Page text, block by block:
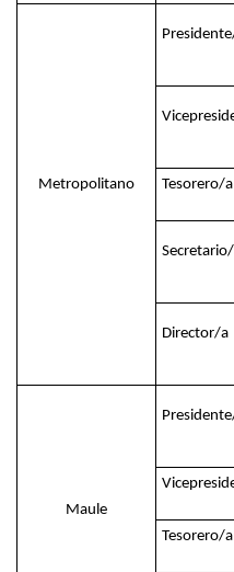
Metropolitano Tesorero/a
Director/a
Maule
Tesorero/a